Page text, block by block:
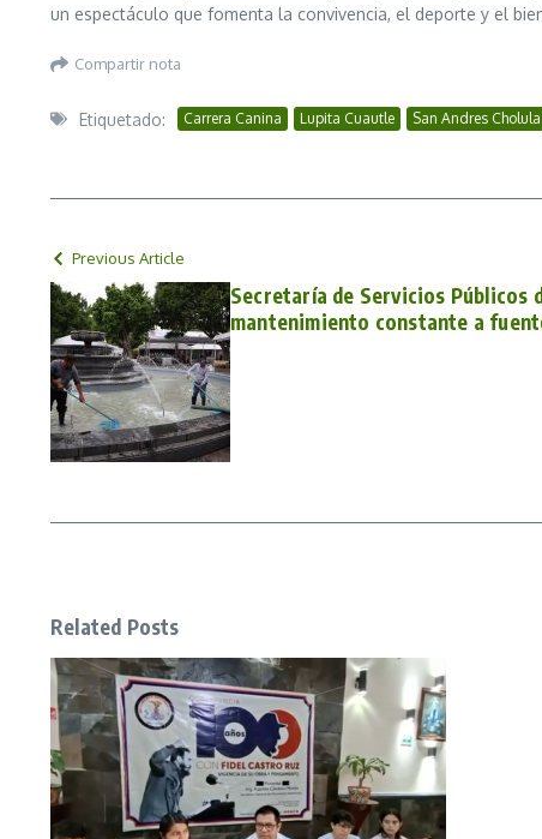
un espectáculo que fomenta la convivencia, el deporte y el
Compartir nota
Etiquetado: Carrera Canina Lupita Cuautle San Andres Cholula
Previous Article
Secretaría de Servicios Públicos
mantenimiento constante a
Related Posts